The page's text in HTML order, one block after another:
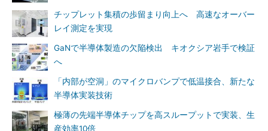
チップレット集積の歩留まり向上へ 高速なオーバー
レイ測定を実現
GaNで半導体製造の欠陥検出 キオクシア岩手で検証
へ
「内部が空洞」のマイクロバンプで低温接合、新たな
半導体実装技術
極薄の先端半導体チップを高スループットで実装、生
産効率10倍